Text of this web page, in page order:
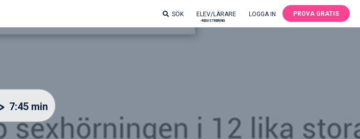
SÖK ELEV/LÄRARE
-REGISTRERING
LOGGA IN PROVA GRATIS
7:45 min